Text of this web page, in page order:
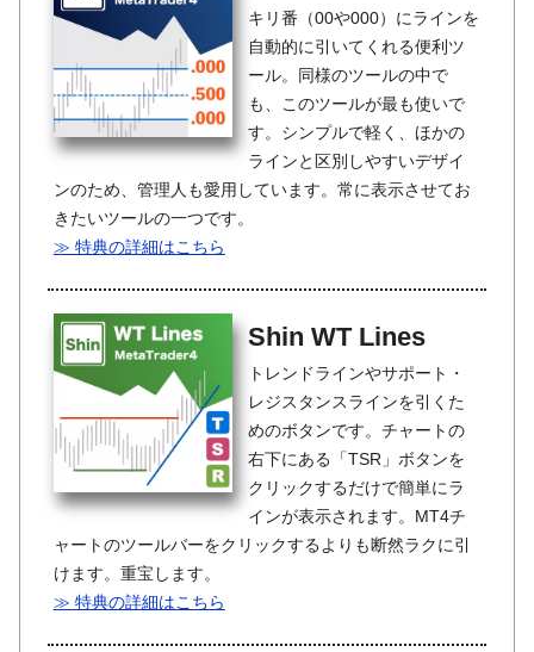
キリ番（00や000）にラインを
自動的に引いてくれる便利ツ
ール。同様のツールの中で
も、このツールが最も使いで
す。シンプルで軽く、ほかの
ラインと区別しやすいデザイ
ンのため、管理人も愛用しています。常に表示させてお
きたいツールの一つです。
≫ 特典の詳細はこちら
Shin WT Lines
トレンドラインやサポート・
レジスタンスラインを引くた
めのボタンです。チャートの
右下にある「TSR」ボタンを
クリックするだけで簡単にラ
インが表示されます。MT4チ
ャートのツールバーをクリックするよりも断然ラクに引
けます。重宝します。
≫ 特典の詳細はこちら